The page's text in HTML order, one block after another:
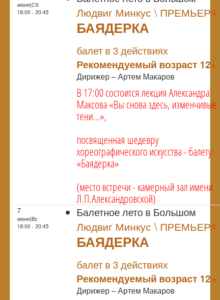
июня|Сб
18:00 - 20:45
Людвиг Минкус \ ПРЕМЬЕРА
БАЯДЕРКА
балет в 3 действиях
Рекомендуемый возраст 12+
Дирижер – Артем Макаров
В 17:00 состоится лекция Александра
Максова «Вы снова здесь, изменчивые
тени…»,
посвященная шедевру
хореографического искусства - балету
«Баядерка»
(место встречи - камерный зал имени
Л.П.Александровской)
7
июня|Вс
18:00 - 20:45
Балетное лето в Большом
Людвиг Минкус \ ПРЕМЬЕРА
БАЯДЕРКА
балет в 3 действиях
Рекомендуемый возраст 12+
Дирижер – Артем Макаров